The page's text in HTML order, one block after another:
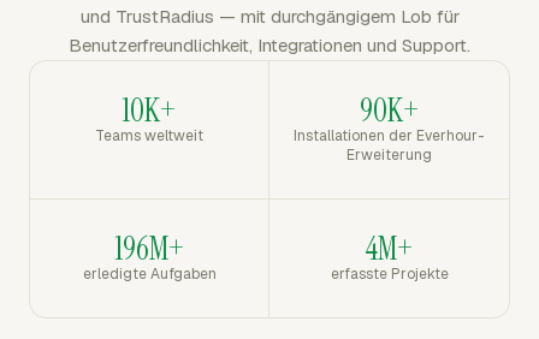
und TrustRadius — mit durchgängigem Lob für
Benutzerfreundlichkeit, Integrationen und Support.
10K+
Teams weltweit
90K+
Installationen der Everhour-
Erweiterung
196M+
erledigte Aufgaben
4M+
erfasste Projekte